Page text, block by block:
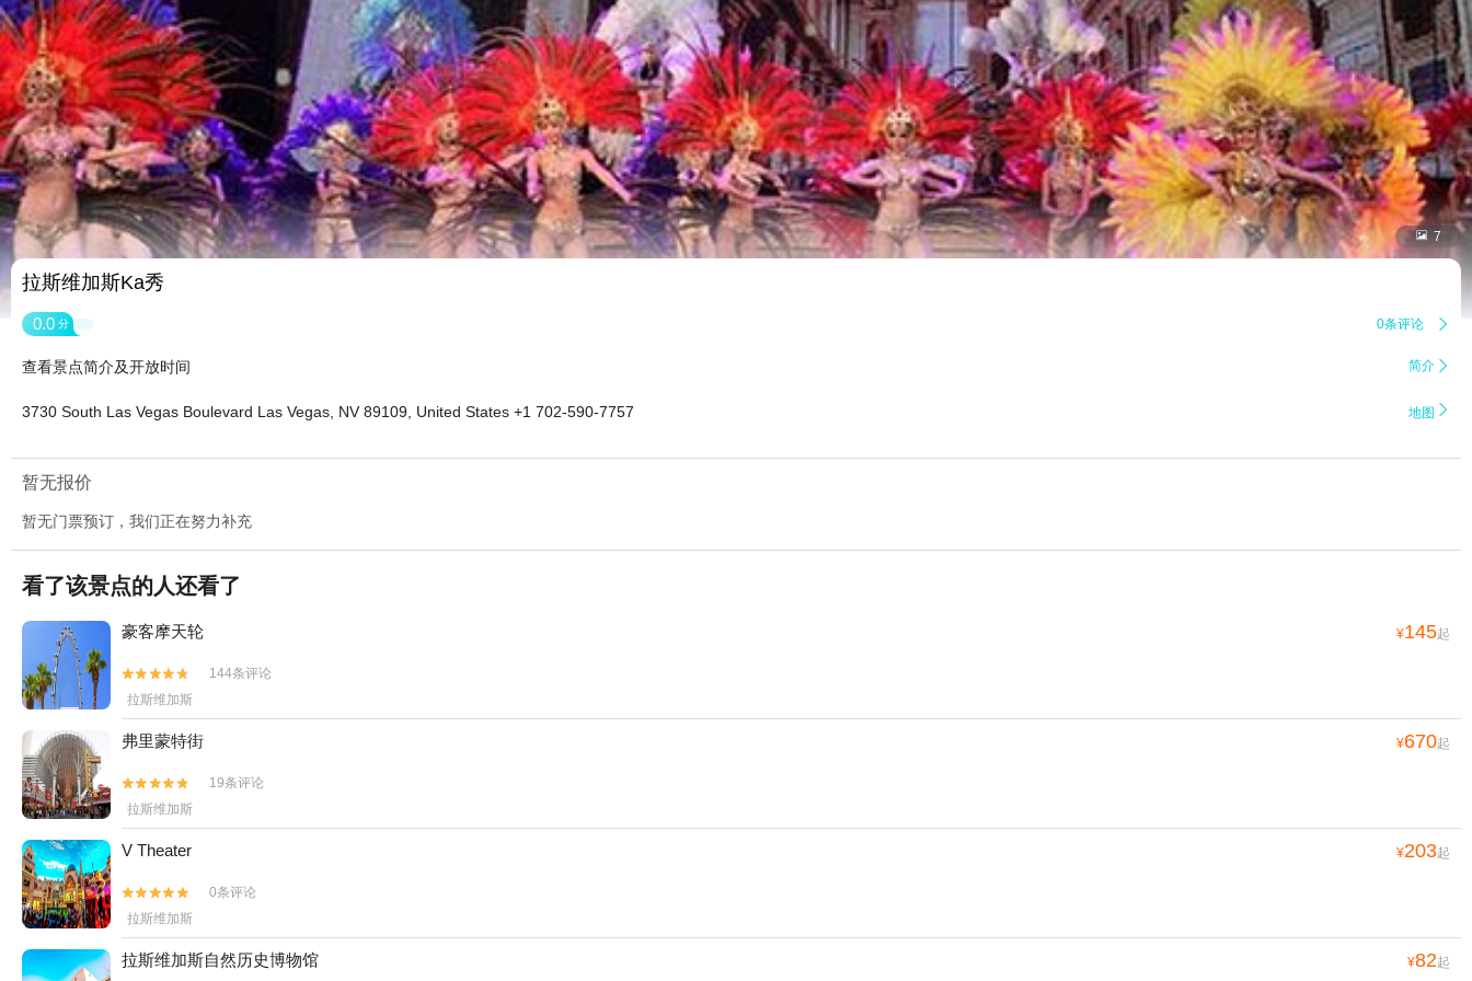
 7
拉斯维加斯Ka秀
0.0 分 0条评论 
查看景点简介及开放时间 简介 
3730 South Las Vegas Boulevard Las Vegas, NV 89109, United States +1 702-590-7757 地图 
暂无报价
暂无门票预订，我们正在努力补充
看了该景点的人还看了
豪客摩天轮 ¥145起


144条评论
拉斯维加斯
弗里蒙特街 ¥670起


19条评论
拉斯维加斯
V Theater ¥203起


0条评论
拉斯维加斯
拉斯维加斯自然历史博物馆 ¥82起